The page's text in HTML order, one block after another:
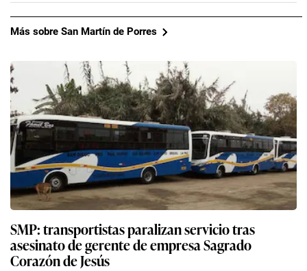
Más sobre San Martín de Porres
SMP: transportistas paralizan servicio tras
asesinato de gerente de empresa Sagrado
Corazón de Jesús